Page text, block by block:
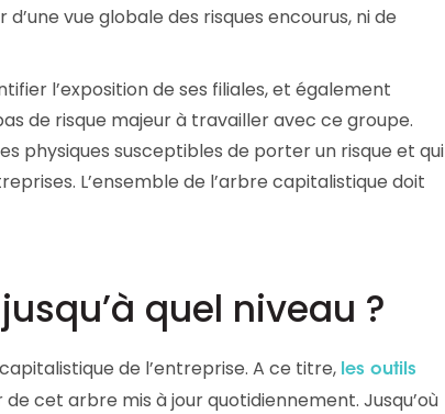
les informations relatives à
vue globale des risques encourus, ni de
l’exposition de ses filiales, et également
de risque majeur à travailler avec ce groupe.
physiques susceptibles de porter un risque et qui
L’ensemble de l’arbre capitalistique doit
quel niveau ?
de l’entreprise. A ce titre, les outils
cet arbre mis à jour quotidiennement. Jusqu’où